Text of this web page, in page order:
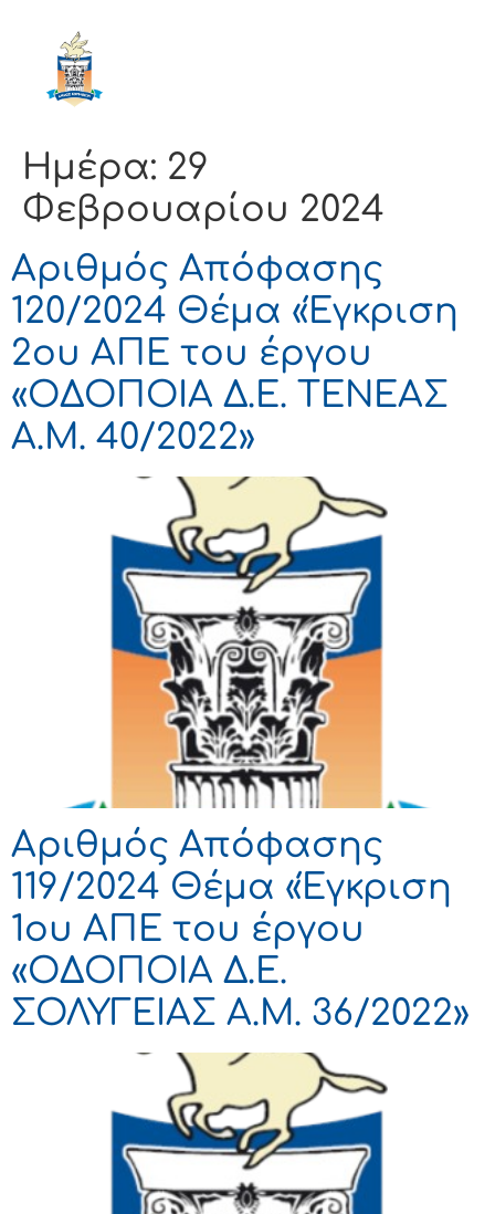
Ημέρα: 29
Φεβρουαρίου 2024
Αριθμός Απόφασης
120/2024 Θέμα «Έγκριση
2ου ΑΠΕ του έργου
«ΟΔΟΠΟΙΑ Δ.Ε. ΤΕΝΕΑΣ
Α.Μ. 40/2022»
Αριθμός Απόφασης
119/2024 Θέμα «Έγκριση
1ου ΑΠΕ του έργου
«ΟΔΟΠΟΙΑ Δ.Ε.
ΣΟΛΥΓΕΙΑΣ Α.Μ. 36/2022»